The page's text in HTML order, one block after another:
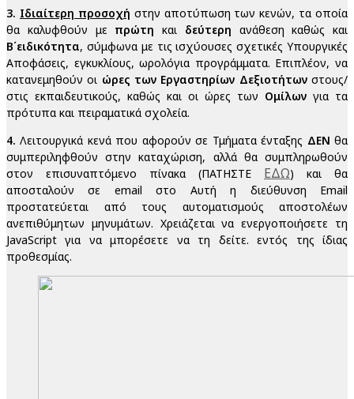
3. Ιδιαίτερη προσοχή στην αποτύπωση των κενών, τα οποία
θα καλυφθούν με πρώτη και δεύτερη ανάθεση καθώς και
Β΄ειδικότητα, σύμφωνα με τις ισχύουσες σχετικές Υπουργικές
Αποφάσεις, εγκυκλίους, ωρολόγια προγράμματα. Επιπλέον, να
κατανεμηθούν οι ώρες των Εργαστηρίων Δεξιοτήτωνστους/
στις εκπαιδευτικούς, καθώς και οι ώρες των Ομίλων για τα
πρότυπα και πειραματικά σχολεία.
4. Λειτουργικά κενά που αφορούν σε Τμήματα ένταξης ΔΕΝ θα
συμπεριληφθούν στην καταχώριση, αλλά θα συμπληρωθούν
στον επισυναπτόμενο πίνακα (ΠΑΤΗΣΤΕ ΕΔΩ) και θα
αποσταλούν σε email στο Αυτή η διεύθυνση Email
προστατεύεται από τους αυτοματισμούς αποστολέων
ανεπιθύμητων μηνυμάτων. Χρειάζεται να ενεργοποιήσετε τη
JavaScript για να μπορέσετε να τη δείτε. εντός της ίδιας
προθεσμίας.